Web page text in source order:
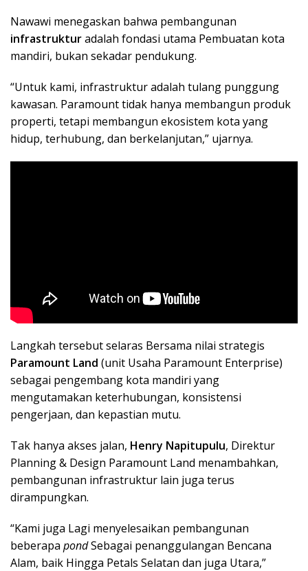
Nawawi menegaskan bahwa pembangunan
infrastrukturadalah fondasi utama Pembuatan kota
mandiri, bukan sekadar pendukung.
“Untuk kami, infrastruktur adalah tulang punggung
kawasan. Paramount tidak hanya membangun produk
properti, tetapi membangun ekosistem kota yang
hidup, terhubung, dan berkelanjutan,” ujarnya.
Langkah tersebut selaras Bersama nilai strategis
Paramount Land (unit Usaha Paramount Enterprise)
sebagai pengembang kota mandiri yang
mengutamakan keterhubungan, konsistensi
pengerjaan, dan kepastian mutu.
Tak hanya akses jalan, Henry Napitupulu, Direktur
Planning & Design Paramount Land menambahkan,
pembangunan infrastruktur lain juga terus
dirampungkan.
“Kami juga Lagi menyelesaikan pembangunan
beberapa pondSebagai penanggulangan Bencana
Alam, baik Hingga Petals Selatan dan juga Utara,”